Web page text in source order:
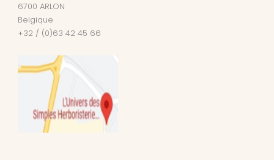
6700 ARLON
Belgique
+32 / (0)63 42 45 66